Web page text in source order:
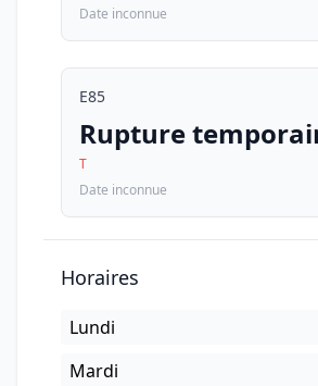
Date inconnue
E85
Rupture
T
Date inconnue
Horaires
Lundi
Mardi